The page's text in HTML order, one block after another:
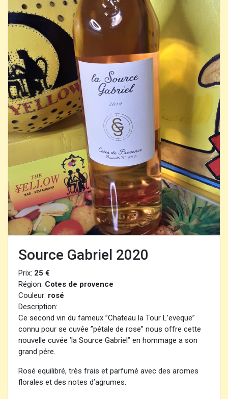
Source Gabriel 2020
Prix: 25 €
Région: Cotes de provence
Couleur: rosé
Description:
Ce second vin du fameux ”Chateau la Tour L’eveque”
connu pour se cuvée ”pétale de rose” nous offre cette
nouvelle cuvée ’la Source Gabriel” en hommage a son
grand pére.
Rosé equilibré, très frais et parfumé avec des aromes
florales et des notes d’agrumes.